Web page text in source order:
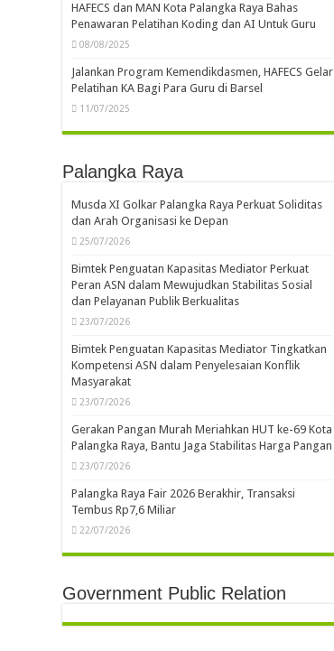
HAFECS dan MAN Kota Palangka Raya Bahas
Penawaran Pelatihan Koding dan AI Untuk Guru
08/08/2025
Jalankan Program Kemendikdasmen, HAFECS Gelar
Pelatihan KA Bagi Para Guru di Barsel
11/07/2025
Palangka Raya
Musda XI Golkar Palangka Raya Perkuat Soliditas
dan Arah Organisasi ke Depan
25/07/2026
Bimtek Penguatan Kapasitas Mediator Perkuat
Peran ASN dalam Mewujudkan Stabilitas Sosial
dan Pelayanan Publik Berkualitas
23/07/2026
Bimtek Penguatan Kapasitas Mediator Tingkatkan
Kompetensi ASN dalam Penyelesaian Konflik
Masyarakat
23/07/2026
Gerakan Pangan Murah Meriahkan HUT ke-69 Kota
Palangka Raya, Bantu Jaga Stabilitas Harga Pangan
23/07/2026
Palangka Raya Fair 2026 Berakhir, Transaksi
Tembus Rp7,6 Miliar
22/07/2026
Government Public Relation